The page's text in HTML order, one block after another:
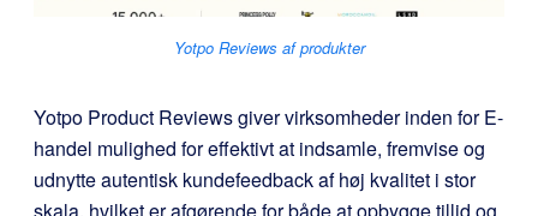
Yotpo Reviews af produkter
Yotpo Product Reviews giver virksomheder inden for E-
handel mulighed for effektivt at indsamle, fremvise og
udnytte autentisk kundefeedback af høj kvalitet i stor
skala, hvilket er afgørende for både at opbygge tillid og